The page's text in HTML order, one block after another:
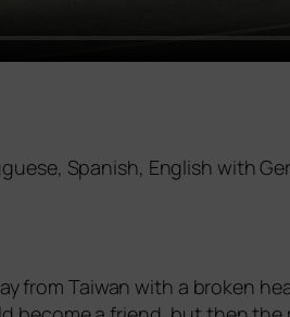
Spanish, English with
from Taiwan with a bro­ken